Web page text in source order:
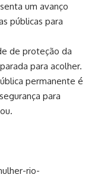
um avanço
públicas para
de proteção da
para acolher.
permanente é
para
rio-